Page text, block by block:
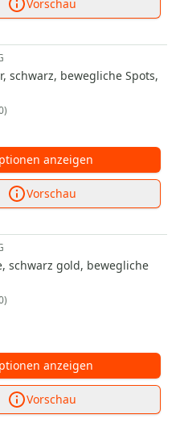
Vorschau
schwarz, bewegliche Spots,
anzeigen
Vorschau
schwarz gold, bewegliche
anzeigen
Vorschau